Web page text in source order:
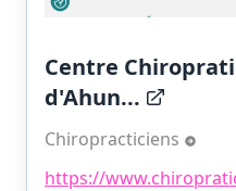
Centre
d'Ahun...
Chiropracticiens
https://